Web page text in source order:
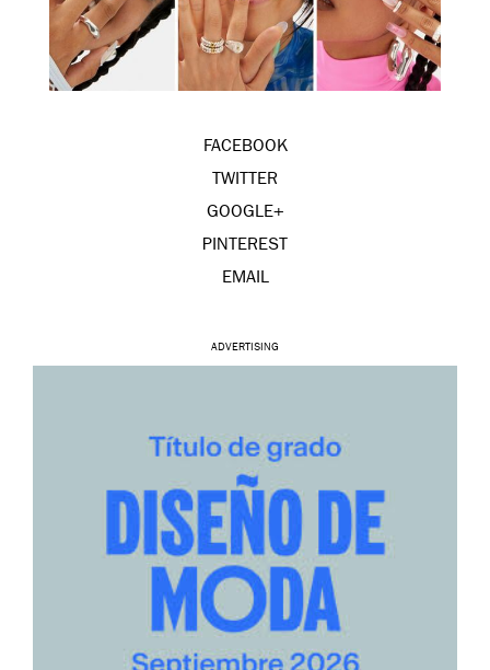
FACEBOOK
TWITTER
GOOGLE+
PINTEREST
EMAIL
ADVERTISING